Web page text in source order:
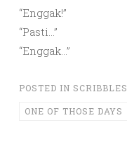
“Enggak!”
“Pasti…”
“Enggak…”
POSTED IN SCRIBBLES
ONE OF THOSE DAYS